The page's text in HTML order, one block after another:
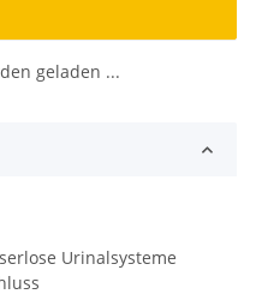
geladen ...
Urinalsysteme